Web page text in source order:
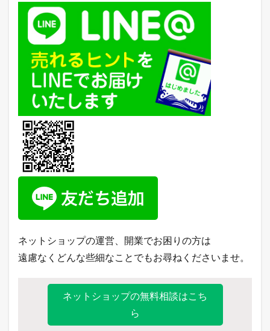
ネットショップの運営、開業でお困りの方は
遠慮なくどんな些細なことでもお尋ねくださいませ。
ネットショップの無料相談はこち
ら